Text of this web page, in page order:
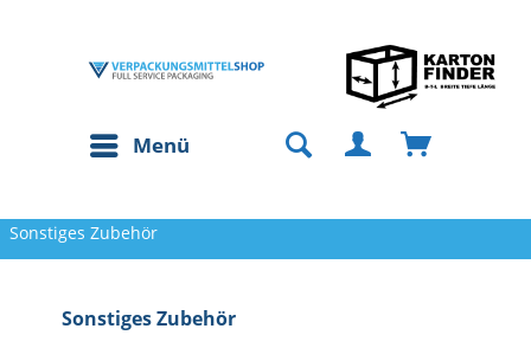
Menü
Sonstiges Zubehör
Sonstiges Zubehör